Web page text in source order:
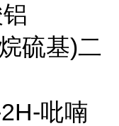
硫基)二
吡喃